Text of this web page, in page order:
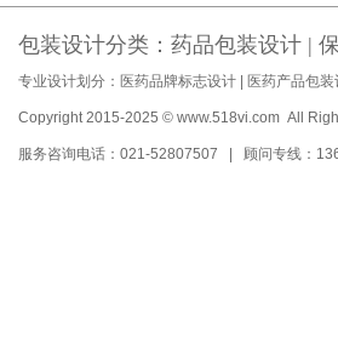
包装设计分类： 药品包装设计 |
专业设计划分： 医药品牌标志设计 医药产品包装
Copyright 2015-2025 © www.518vi.com All
服务咨询电话：021-52807507 | 顾问专线：